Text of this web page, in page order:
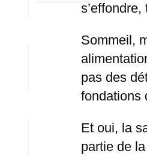
s’effondre,
Sommeil,
pas des
fondations
Et oui, la
partie de